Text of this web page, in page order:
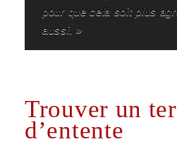
pour que cela soit plus
aussi. »
Trouver un
d’entente